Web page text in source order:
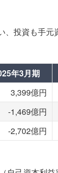
、投資も手元
年3月期
3,399億円
-1,469億円
-2,702億円